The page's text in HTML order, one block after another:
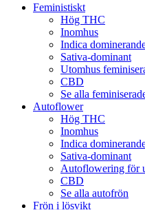
Feministiskt
Hög THC
Inomhus
Indica
Sativa-dominant
Utomhus
CBD
Se alla
Autoflower
Hög THC
Inomhus
Indica
Sativa-dominant
Autoflowering för
CBD
Se alla autofrön
Frön i lösvikt